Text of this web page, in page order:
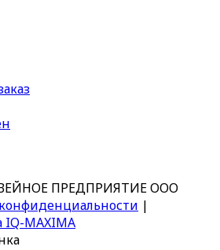
ПРЕДПРИЯТИЕ ООО
|
MAXIMA